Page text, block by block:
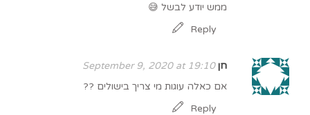
ממש יודע לבשל 😅
Reply
חן September 9, 2020 at 19:10
אם כאלה עוגות מי צריך בישולים ??
Reply